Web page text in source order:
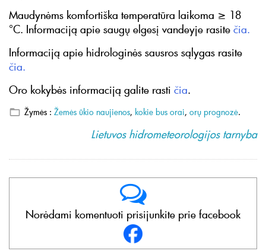
Maudynėms komfortiška temperatūra laikoma ≥ 18
°C. Informaciją apie saugų elgesį vandeyje rasite čia.
Informaciją apie hidrologinės sausros sąlygas rasite
čia.
Oro kokybės informaciją galite rasti čia.
Žymės : Žemės ūkio naujienos, kokie bus orai, orų prognozė.
Lietuvos hidrometeorologijos tarnyba
Norėdami komentuoti prisijunkite prie facebook